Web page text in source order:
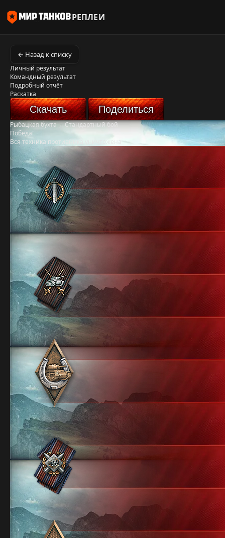
РЕПЛЕИ
← Назад к списку
Личный результат
Командный результат
Подробный отчёт
Раскатка
Скачать Поделиться
Рыбацкая бухта-Стандартный бой
Победа!
Вся техника противника уничтожена